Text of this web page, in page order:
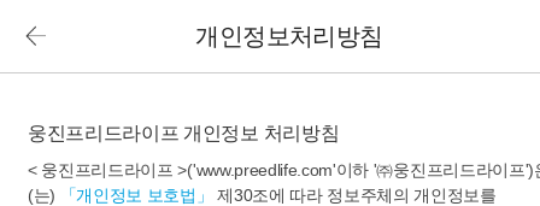
개인정보처리방침
웅진프리드라이프 개인정보 처리방침
< 웅진프리드라이프 >('www.preedlife.com'이하 '㈜웅진프리드라이프')
(는)
「개인정보 보호법」
제30조에 따라 정보주체의 개인정보를